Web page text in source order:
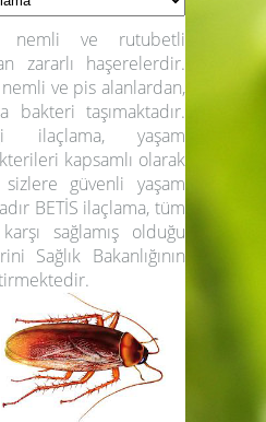
nemli ve rutubetli
zararlı haşerelerdir.
ve pis alanlardan,
bakteri taşımaktadır.
ilaçlama, yaşam
kapsamlı olarak
güvenli yaşam
BETİS ilaçlama, tüm
sağlamış olduğu
Sağlık Bakanlığının